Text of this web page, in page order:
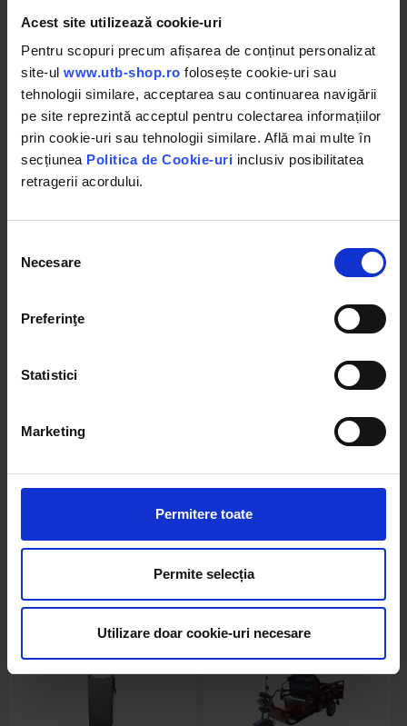
Acest site utilizează cookie-uri
Pentru scopuri precum afișarea de conținut personalizat
site-ul www.utb-shop.ro folosește cookie-uri sau
tehnologii similare, acceptarea sau continuarea navigării
pe site reprezintă acceptul pentru colectarea informațiilor
prin cookie-uri sau tehnologii similare. Află mai multe în
secțiunea Politica de Cookie-uri inclusiv posibilitatea
retragerii acordului.
consimțământului
Necesare
Preferinţe
Statistici
Marketing
Permitere toate
Permite selecția
Utilizare doar cookie-uri necesare
in stoc
10032.20 RON
Detalii
in stoc
4727.70 RON
Detalii
GERMANY MODEL E VERDE
1600W 60V 20AH
6581.70 RON
baterie 72V/75Ah cu
platforma basculabila
2.8mx1.4m, sarcina maxima
12590.29 RON